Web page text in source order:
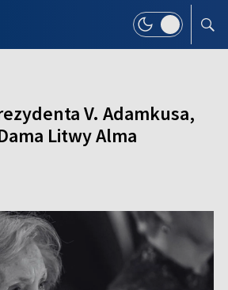
V. Adamkusa,
Litwy Alma